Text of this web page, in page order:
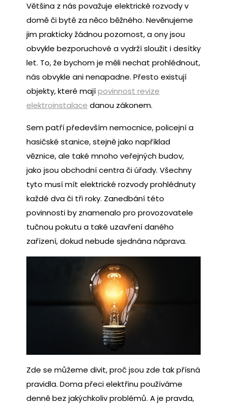
Většina z nás považuje elektrické rozvody v
domě či bytě za něco běžného. Nevěnujeme
jim prakticky žádnou pozornost, a ony jsou
obvykle bezporuchové a vydrží sloužit i desítky
let. To, že bychom je měli nechat prohlédnout,
nás obvykle ani nenapadne. Přesto existují
objekty, které majípovinnost revize
elektroinstalace danou zákonem.
Sem patří především nemocnice, policejní a
hasičské stanice, stejně jako například
věznice, ale také mnoho veřejných budov,
jako jsou obchodní centra či úřady. Všechny
tyto musí mít elektrické rozvody prohlédnuty
každé dva či tři roky. Zanedbání této
povinnosti by znamenalo pro provozovatele
tučnou pokutu a také uzavření daného
zařízení, dokud nebude sjednána náprava.
Zde se můžeme divit, proč jsou zde tak přísná
pravidla. Doma přeci elektřinu používáme
denně bez jakýchkoliv problémů. A je pravda,